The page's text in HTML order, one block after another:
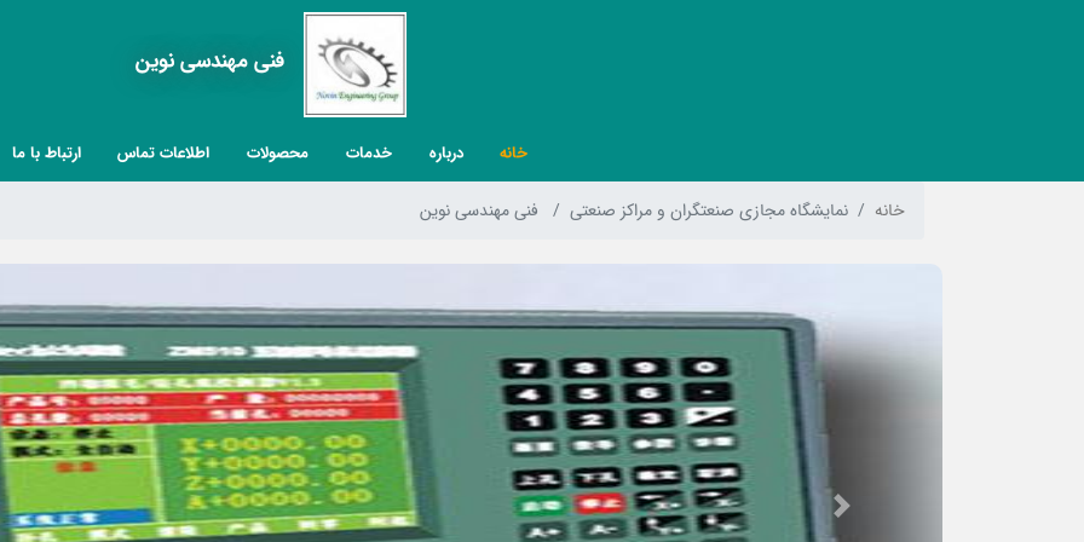
فنی مهندسی نوین
خانه درباره خدمات محصولات اطلاعات تماس ارتباط با ما
خانه نمایشگاه مجازی صنعتگران و مراکز صنعتی فنی مهندسی نوین
Previous